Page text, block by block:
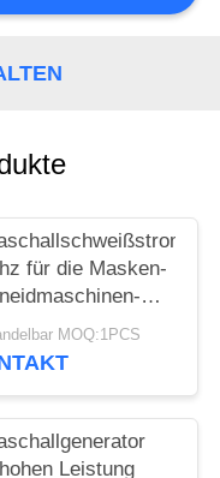
für die Masken-
die
herstellt
MOQ:1PCS
Leistung